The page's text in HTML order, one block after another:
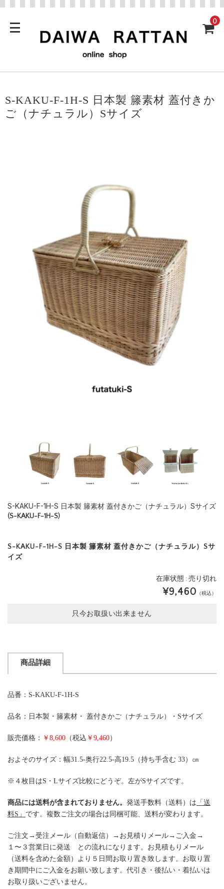
0
S-KAKU-F-1H-S 日本製 籐素材 蓋付きか
ご（ナチュラル）Sサイズ
S-KAKU-F-1H-S 日本製 籐素材 蓋付きかご（ナチュラル）Sサイズ
(S-KAKU-F-1H-S)
S-KAKU-F-1H-S 日本製 籐素材 蓋付きかご（ナチュラル）Sサ
イズ
在庫状態 : 売り切れ
¥9,460 （税込）
只今お取扱い出来ません
商品詳細
品番：S-KAKU-F-1H-S
品名：日本製・籐素材・ 蓋付きかご（ナチュラル）・Sサイズ
販売価格： ￥8,600 （税込 ￥9,460）
およそのサイズ：幅31.5-奥行22.5-高19.5（持ち手含む 33）㎝
※４枚目はS・Lサイズ比較にどうぞ。左がSサイズです。
商品には送料が含まれておりません。 発送手数料（送料）は 「送
料S」 です。複数ご注文の場合は同梱可能、送料が変わります。
ご注文→受注メール（自動返信）→お見積りメール→ご入金→
１〜３営業日に発送 との流れになります。お見積もりメール
（送料を含めた金額）より５日間お取り置き致します。お取り置
き期間中にご入金をお願い致します。代引き・後払い・着払いは
お取り扱いございません。